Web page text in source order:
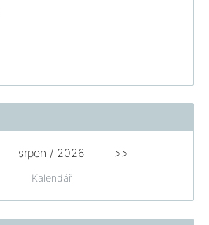
Kalendář
srpen / 2026 >>